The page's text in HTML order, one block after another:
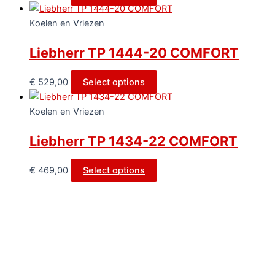
Koelen en Vriezen
Liebherr TP 1444-20 COMFORT
€ 529,00 Select options
Koelen en Vriezen
Liebherr TP 1434-22 COMFORT
€ 469,00 Select options